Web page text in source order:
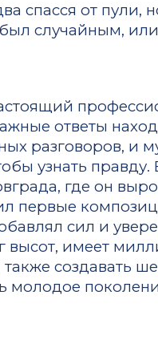
спасся от пули,
случайным, или
ответы
разговоров, и
узнать правду.
где он
первые
сил и
высот, имеет
создавать
молодое